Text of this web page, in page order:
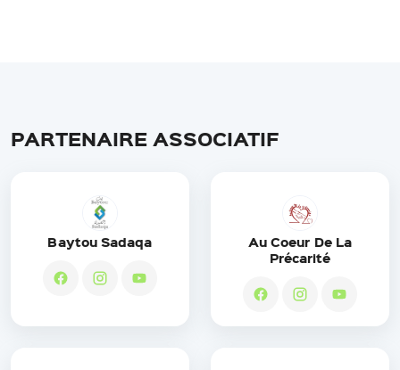
PARTENAIRE ASSOCIATIF
Baytou Sadaqa
Au Coeur De La
Précarité